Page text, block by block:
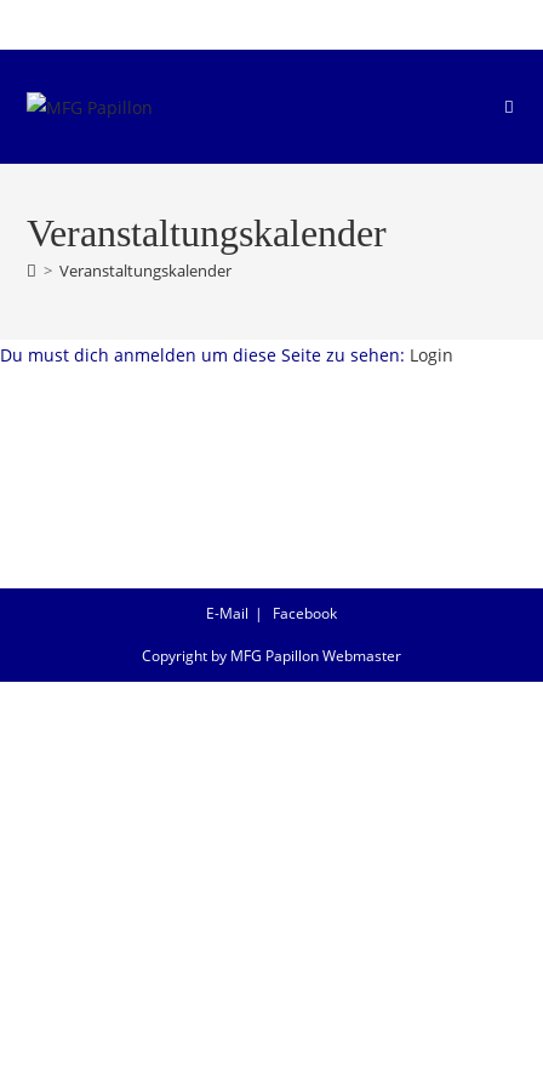
Inhalt
Veranstaltungskalender
> Veranstaltungskalender
Du must dich anmelden um diese Seite zu sehen: Login
E-Mail Facebook
Copyright by MFG Papillon Webmaster